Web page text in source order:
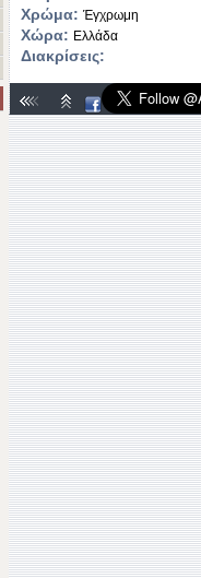
Χρώμα: Έγχρωμη
Χώρα: Ελλάδα
Διακρίσεις: